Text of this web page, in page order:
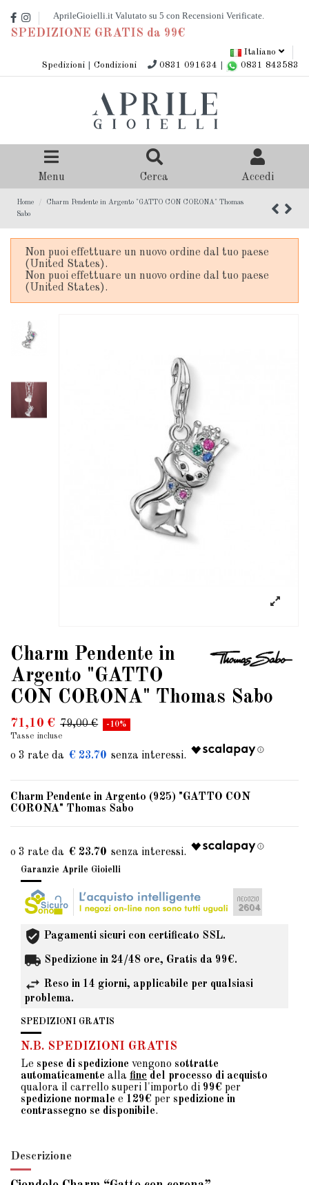
SPEDIZIONE GRATIS da 99€
Italiano
Spedizioni
Condizioni 0831 091634 0831 843583
Menu Cerca Accedi
Home
Charm Pendente in Argento "GATTO CON CORONA" Thomas
Sabo
Non puoi effettuare un nuovo ordine dal tuo paese
(United States).
Non puoi effettuare un nuovo ordine dal tuo paese
(United States).
Charm Pendente in
Argento "GATTO
CON CORONA" Thomas Sabo
71,10 € 79,00 € -10%
Tasse incluse
€ 23.70
Charm Pendente in Argento (925) "GATTO CON
CORONA" Thomas Sabo
€ 23.70
Garanzie Aprile Gioielli
Pagamenti sicuri con certificato SSL.
Spedizione in 24/48 ore, Gratis da 99€.
Reso in 14 giorni, applicabile per qualsiasi
problema.
SPEDIZIONI GRATIS
N.B. SPEDIZIONI GRATIS
Le spese di spedizione vengono sottratte
automaticamente alla fine del processo di acquisto
qualora il carrello superi l'importo di 99€ per
spedizione normale e 129€ per spedizione in
contrassegno se disponibile.
Descrizione